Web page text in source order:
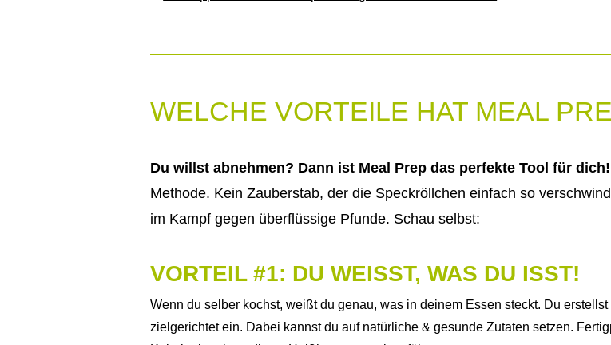
WELCHE VORTEILE HAT MEAL
Du willst abnehmen? Dann ist Meal Prep das perfekte Tool für
Methode. Kein Zauberstab, der die Speckröllchen einfach so
im Kampf gegen überflüssige Pfunde. Schau selbst:
VORTEIL #1: DU WEISST, WAS DU ISST!
Wenn du selber kochst, weißt du genau, was in deinem Essen steckt. Du
zielgerichtet ein. Dabei kannst du auf natürliche & gesunde Zutaten setzen.